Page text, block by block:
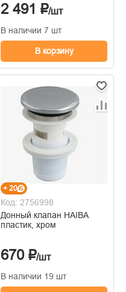
2 491 ₽/шт
В наличии 7 шт
В корзину
+ 20
Код: 2756998
Донный клапан HAIBA
пластик, хром
670 ₽/шт
В наличии 19 шт